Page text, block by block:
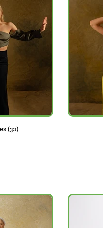
(30)